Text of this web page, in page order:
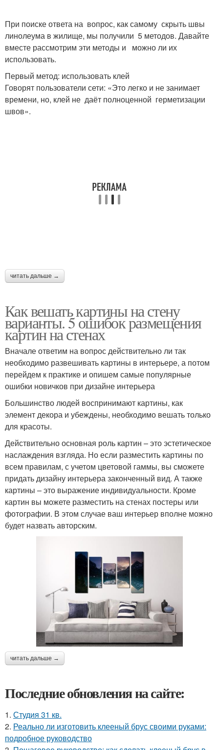
При поиске ответа на вопрос, как самому скрыть швы
линолеума в жилище, мы получили 5 методов. Давайте
вместе рассмотрим эти методы и можно ли их
использовать.
Первый метод: использовать клей
Говорят пользователи сети: «Это легко и не занимает
времени, но, клей не даёт полноценной герметизации
швов».
читать дальше →
Как вешать картины на стену
варианты. 5 ошибок размещения
картин на стенах
Вначале ответим на вопрос действительно ли так
необходимо развешивать картины в интерьере, а потом
перейдем к практике и опишем самые популярные
ошибки новичков при дизайне интерьера
Большинство людей воспринимают картины, как
элемент декора и убеждены, необходимо вешать только
для красоты.
Действительно основная роль картин – это эстетическое
наслаждения взгляда. Но если разместить картины по
всем правилам, с учетом цветовой гаммы, вы сможете
придать дизайну интерьера законченный вид. А также
картины – это выражение индивидуальности. Кроме
картин вы можете разместить на стенах постеры или
фотографии. В этом случае ваш интерьер вполне можно
будет назвать авторским.
читать дальше →
Последние обновления на сайте:
1. Студия 31 кв.
2. Реально ли изготовить клееный брус своими руками:
подробное руководство